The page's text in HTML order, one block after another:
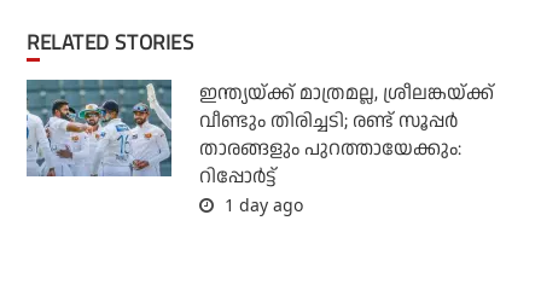
RELATED STORIES
ഇന്ത്യയ്ക്ക് മാത്രമല്ല, ശ്രീലങ്കയ്ക്ക്
വീണ്ടും തിരിച്ചടി; രണ്ട് സൂപ്പര്‍
താരങ്ങളും പുറത്തായേക്കും:
റിപ്പോര്‍ട്ട്
1 day ago